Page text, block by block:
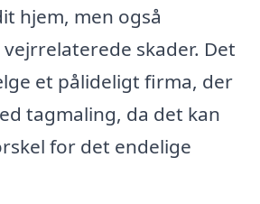
hjem, men også
skader. Det
et pålideligt firma, der
tagmaling, da det kan
for det endelige